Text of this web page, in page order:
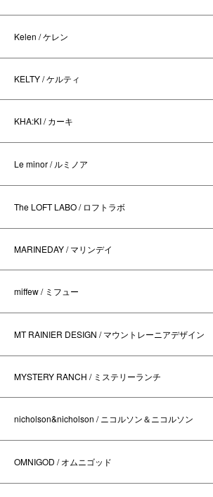
Kelen / ケレン
KELTY / ケルティ
KHA:KI / カーキ
Le minor / ルミノア
The LOFT LABO / ロフトラボ
MARINEDAY / マリンデイ
miffew / ミフュー
MT RAINIER DESIGN / マウントレーニアデザイン
MYSTERY RANCH / ミステリーランチ
nicholson&nicholson / ニコルソン＆ニコルソン
OMNIGOD / オムニゴッド